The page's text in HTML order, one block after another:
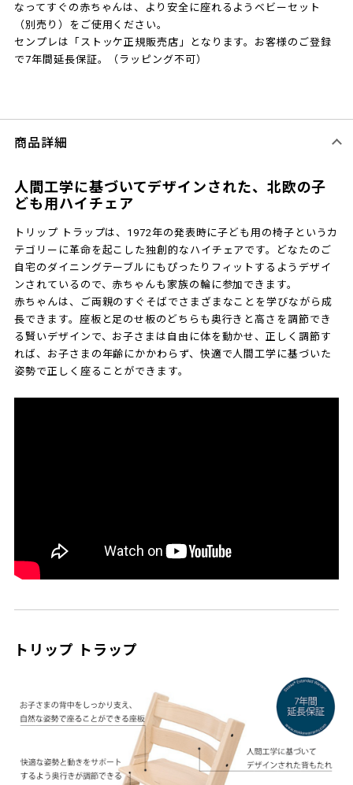
なってすぐの赤ちゃんは、より安全に座れるようベビーセット
（別売り）をご使用ください。
センプレは「ストッケ正規販売店」となります。お客様のご登録
で7年間延長保証。（ラッピング不可）
商品詳細
人間工学に基づいてデザインされた、北欧の子
ども用ハイチェア
トリップ トラップは、1972年の発表時に子ども用の椅子というカ
テゴリーに革命を起こした独創的なハイチェアです。どなたのご
自宅のダイニングテーブルにもぴったりフィットするようデザイ
ンされているので、赤ちゃんも家族の輪に参加できます。
赤ちゃんは、ご両親のすぐそばでさまざまなことを学びながら成
長できます。座板と足のせ板のどちらも奥行きと高さを調節でき
る賢いデザインで、お子さまは自由に体を動かせ、正しく調節す
れば、お子さまの年齢にかかわらず、快適で人間工学に基づいた
姿勢で正しく座ることができます。
トリップ トラップ